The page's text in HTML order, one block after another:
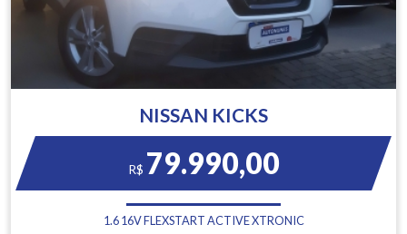
NISSAN KICKS
R$ 79.990,00
1.6 16V FLEXSTART ACTIVE XTRONIC